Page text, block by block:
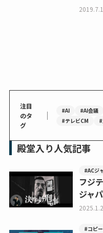
注目
のタ
グ
｜ #AI #AI会議
#テレビCM
殿堂入り人気記事
#ACジ
フジ
ジャ
#コピ